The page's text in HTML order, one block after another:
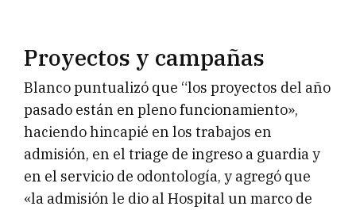
Proyectos y campañas
Blanco puntualizó que “los proyectos del año
pasado están en pleno funcionamiento»,
haciendo hincapié en los trabajos en
admisión, en el triage de ingreso a guardia y
en el servicio de odontología, y agregó que
«la admisión le dio al Hospital un marco de